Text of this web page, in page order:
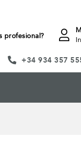
profesional?
+34 934 357